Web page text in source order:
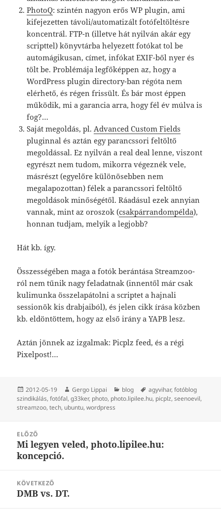
PhotoQ: szintén nagyon erős WP plugin, ami
kifejezetten távoli/automatizált fotófeltöltésre
koncentrál. FTP-n (illetve hát nyilván akár egy
scripttel) könyvtárba helyezett fotókat tol be
automágikusan, címet, infókat EXIF-ből nyer és
tölt be. Problémája legfőképpen az, hogy a
WordPress plugin directory-ban régóta nem
elérhető, és régen frissült. És bár most éppen
működik, mi a garancia arra, hogy fél év múlva is
fog?…
Saját megoldás, pl. Advanced Custom Fields
pluginnal és aztán egy parancssori feltöltő
megoldással. Ez nyilván a real deal lenne, viszont
egyrészt nem tudom, mikorra végeznék vele,
másrészt (egyelőre különösebben nem
megalapozottan) félek a parancssori feltöltő
megoldások minőségétől. Ráadásul ezek annyian
vannak, mint az oroszok (csakpárrandompélda),
honnan tudjam, melyik a legjobb?
Hát kb. így.
Összességében maga a fotók berántása Streamzoo-
ról nem tűnik nagy feladatnak (innentől már csak
kulimunka összelapátolni a scriptet a hajnali
sessionök kis drabjaiból), és jelen cikk írása közben
kb. eldöntöttem, hogy az első irány a YAPB lesz.
Aztán jönnek az izgalmak: Picplz feed, és a régi
Pixelpost!…
Közzétéve
2012-05-19 Szerző
Gergo Lippai Kategória
blog Címke
agyvihar,fotóblog
szindikálás,fotófal,g33ker, photo, photo.lipilee.hu, picplz,seenoevil,
streamzoo,tech, ubuntu,wordpress
navigáció
ELŐZŐ
Korábbi
bejegyzések:
Mi legyen veled, photo.lipilee.hu:
koncepció.
KÖVETKEZŐ
Következő
DMB vs. DT.